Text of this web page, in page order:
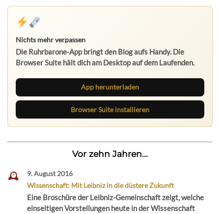
Nichts mehr verpassen
Die Ruhrbarone-App bringt den Blog aufs Handy. Die
Browser Suite hält dich am Desktop auf dem Laufenden.
App herunterladen
Browser Suite installieren
Vor zehn Jahren...
9. August 2016
Wissenschaft: Mit Leibniz in die düstere Zukunft
Eine Broschüre der Leibniz-Gemeinschaft zeigt, welche
einseitigen Vorstellungen heute in der Wissenschaft